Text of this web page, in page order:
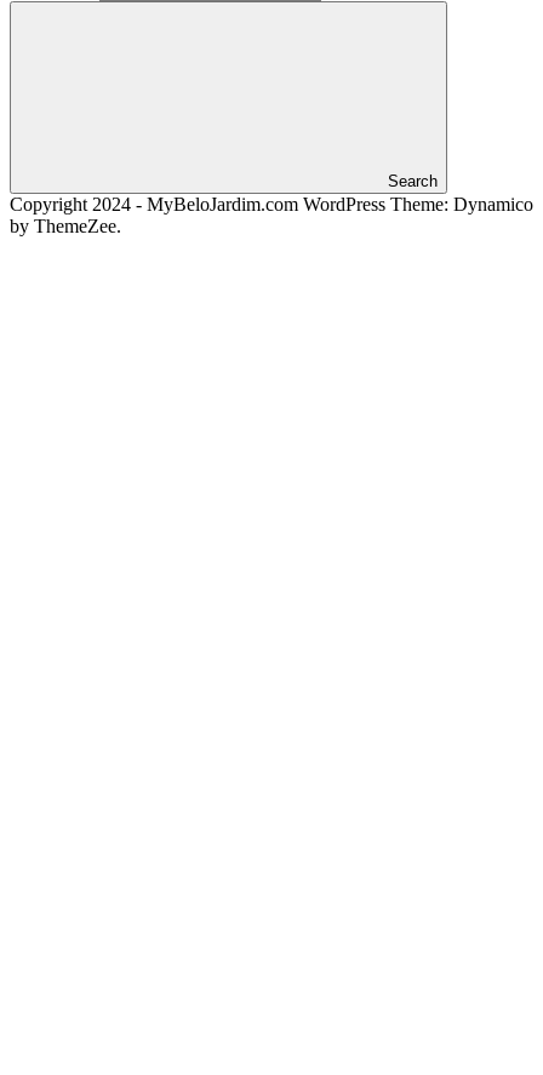
Search
Copyright 2024 - MyBeloJardim.com WordPress Theme: Dynamico
by ThemeZee.